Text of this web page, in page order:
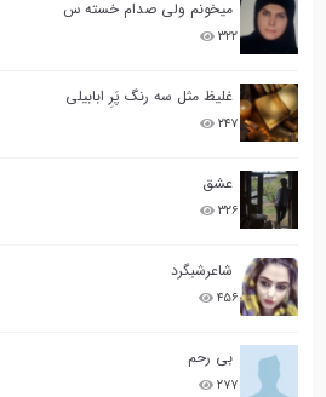
میخونم ولی صدام خسته س
۳۲۲
غلیظ مثل سه رنگ پَرِ ابابیلی
۲۴۷
عشق
۳۲۶
شاعرشبگرد
۴۵۶
بی رحم
۲۷۷